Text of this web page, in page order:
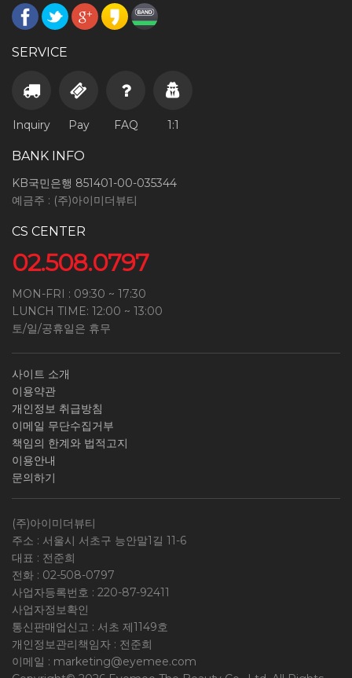
SERVICE
Inquiry Pay FAQ 1:1
BANK INFO
KB국민은행 851401-00-035344
예금주 : (주)아이미더뷰티
CS CENTER
02.508.0797
MON-FRI : 09:30 ~ 17:30
LUNCH TIME: 12:00 ~ 13:00
토/일/공휴일은 휴무
사이트 소개
이용약관
개인정보 취급방침
이메일 무단수집거부
책임의 한계와 법적고지
이용안내
문의하기
(주)아이미더뷰티
주소 : 서울시 서초구 능안말1길 11-6
대표 : 전준희
전화 : 02-508-0797
사업자등록번호 : 220-87-92411
사업자정보확인
통신판매업신고 : 서초 제1149호
개인정보관리책임자 : 전준희
이메일 : marketing@eyemee.com